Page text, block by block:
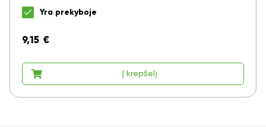
Yra prekyboje
9,15 €
Į krepšelį